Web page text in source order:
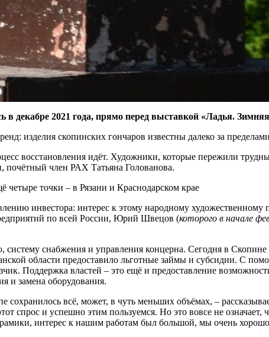
декабре 2021 года, прямо перед выставкой «Ладья.
изделия скопинских гончаров известны далеко за
восстановления идёт. Художники, которые пережили
почётный член РАХ Татьяна Голованова.
точки – в Рязани и Краснодарском крае
инвестора: интерес к этому народному
по всей России, Юрий Швецов (которого в начале
снабжения и управления концерна. Сегодня в
области предоставило льготные займы и субсидии. С
Поддержка властей – это ещё и предоставление
и замена оборудования.
всё, может, в чуть меньших объёмах, –
спрос и успешно этим пользуемся. Но это вовсе не
интерес к нашим работам был большой, мы очень